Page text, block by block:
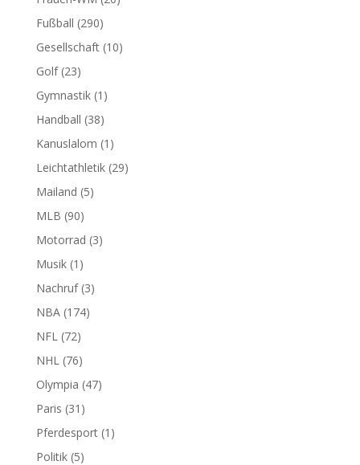
Fußball (290)
Gesellschaft(10)
Golf(23)
Gymnastik(1)
Handball (38)
Kanuslalom (1)
Leichtathletik(29)
Mailand (5)
MLB (90)
Motorrad (3)
Musik(1)
Nachruf(3)
NBA(174)
NFL(72)
NHL(76)
Olympia (47)
Paris (31)
Pferdesport(1)
Politik(5)